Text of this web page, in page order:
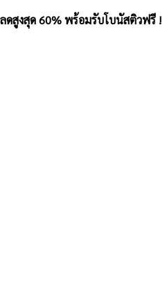
ดสูงสุด 60% พร้อมรับโบนัสติวฟรี !